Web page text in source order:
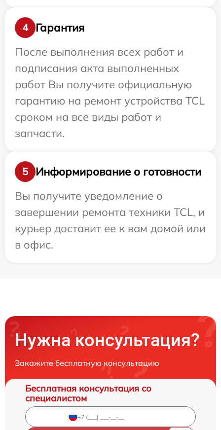
4
Гарантия
После выполнения всех работ и
подписания акта выполненных
работ Вы получите официальную
гарантию на ремонт устройства TCL
сроком на все виды работ и
запчасти.
5
Информирование о готовности
Вы получите уведомление о
завершении ремонта техники TCL, и
курьер доставит ее к вам домой или
в офис.
Нужна консультация?
Закажите бесплатную консультацию
Бесплатная консультация со
специалистом